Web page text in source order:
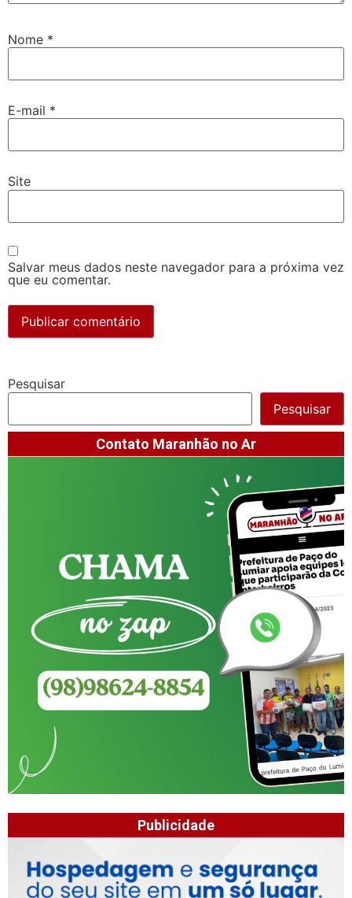
Nome *
E-mail *
Site
Salvar meus dados neste navegador para a próxima vez
que eu comentar.
Pesquisar
Pesquisar
Contato Maranhão no Ar
Publicidade